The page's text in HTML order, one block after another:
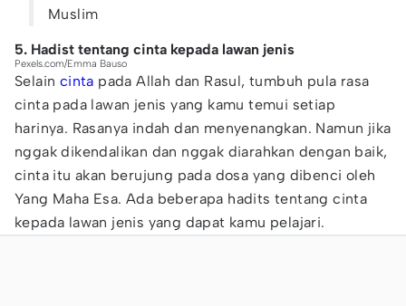
Muslim
5. Hadist tentang cinta kepada lawan jenis
Pexels.com/Emma Bauso
Selain cinta pada Allah dan Rasul, tumbuh pula rasa
cinta pada lawan jenis yang kamu temui setiap
harinya. Rasanya indah dan menyenangkan. Namun jika
nggak dikendalikan dan nggak diarahkan dengan baik,
cinta itu akan berujung pada dosa yang dibenci oleh
Yang Maha Esa. Ada beberapa hadits tentang cinta
kepada lawan jenis yang dapat kamu pelajari.